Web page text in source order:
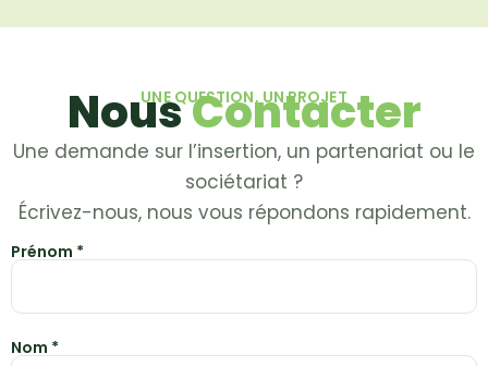
UNE QUESTION, UN PROJET
NousContacter
Une demande sur l’insertion, un partenariat ou le
sociétariat ?
Écrivez-nous, nous vous répondons rapidement.
Prénom *
Nom *